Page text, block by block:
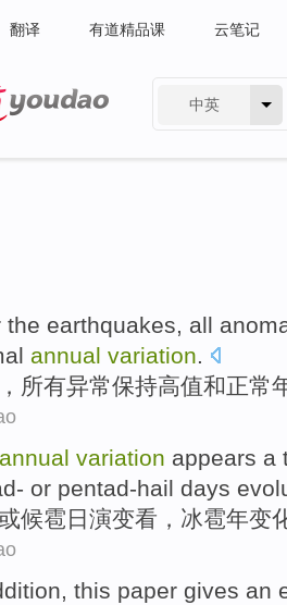
翻译 有道精品课 云笔记
中英
the earthquakes, all
annual variation.
， 所有异常保持高值和正常
annual variation appears a
- or pentad-hail days
候雹 日演变看，冰雹年变
, this paper gives an